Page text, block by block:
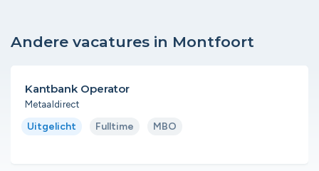
Andere vacatures in Montfoort
Kantbank Operator
Metaaldirect
Uitgelicht Fulltime MBO